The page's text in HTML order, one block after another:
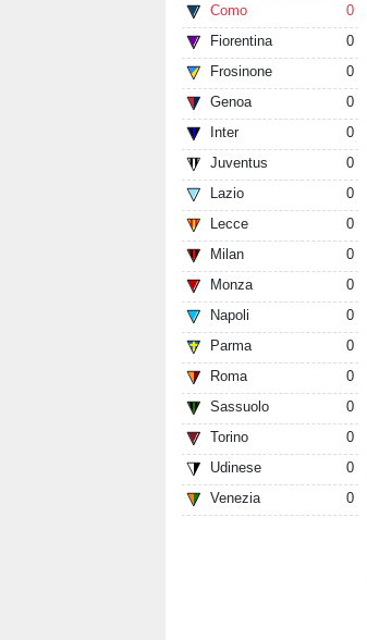
Como
0
Fiorentina
0
Frosinone
0
Genoa
0
Inter
0
Juventus
0
Lazio
0
Lecce
0
Milan
0
Monza
0
Napoli
0
Parma
0
Roma
0
Sassuolo
0
Torino
0
Udinese
0
Venezia
0